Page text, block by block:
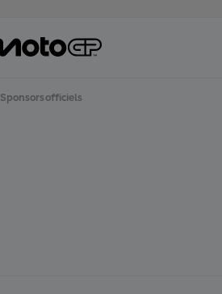
Sponsors officiels